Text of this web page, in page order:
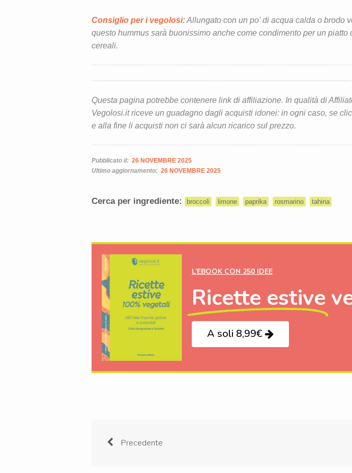
Consiglio per i vegolosi:Allungato con un po' di acqua calda o brodo
questo hummus sarà buonissimo anche come condimento per un piatto
cereali.
Questa pagina potrebbe contenere link di affiliazione. In qualità di
Vegolosi.it riceve un guadagno dagli acquisti idonei: in ogni caso, se
e alla fine li acquisti non ci sarà alcun ricarico sul prezzo.
Pubblicato il: 26 NOVEMBRE 2025
Ultimo aggiornamento: 26 NOVEMBRE 2025
Cerca per ingrediente: broccoli limone paprika rosmarino tahina
L’EBOOK CON 250 IDEE
Ricette estive
A soli 8,99€
Precedente